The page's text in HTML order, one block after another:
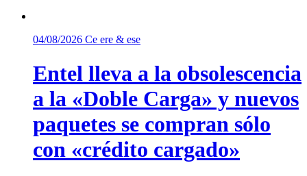
04/08/2026 Ce ere & ese
Entel lleva a la obsolescencia
a la «Doble Carga» y nuevos
paquetes se compran sólo
con «crédito cargado»